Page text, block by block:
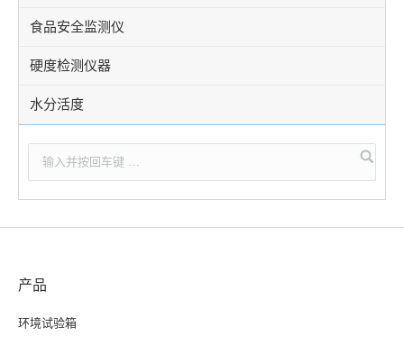
食品安全监测仪
硬度检测仪器
水分活度
产品
环境试验箱